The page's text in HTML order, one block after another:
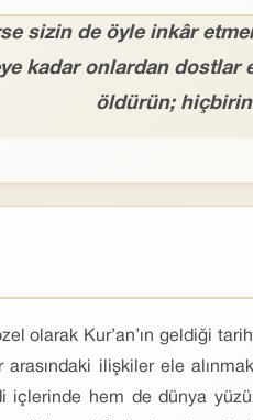
sizin de öyle inkâr
kadar onlardan dostlar
öldürün;
olarak Kur’an’ın geldiği
ilişkiler ele
içlerinde hem de dünya